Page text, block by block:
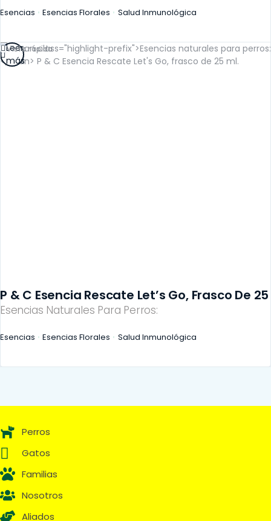
Esencias Esencias Florales Salud Inmunológica
Vista rápida
Esencias Naturales Para Perros:
P & C Esencia Rescate Let’s Go, Frasco De 25
Esencias Esencias Florales Salud Inmunológica
Leer
más
Perros
Gatos
Familias
Nosotros
Aliados